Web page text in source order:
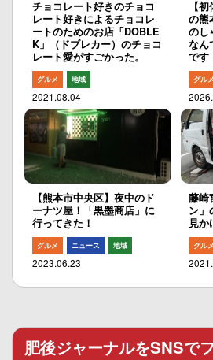
チョコレート好きのチョコ
レート好きによるチョコレ
ートのためのお店「DOBLE
K」（ドブレカー）のチョコ
レート愛がすごかった。
グルメ 地域
2021.08.04
【
の熊
のし
なん
です
グルメ
【熊本市中央区】夜中のド
ーナツ屋！「黒墨商店」に
行ってきた！
グルメ ニュース 地域
2023.06.23
藤崎
ン」
見
グルメ
肥後ジャーナルをSNSで